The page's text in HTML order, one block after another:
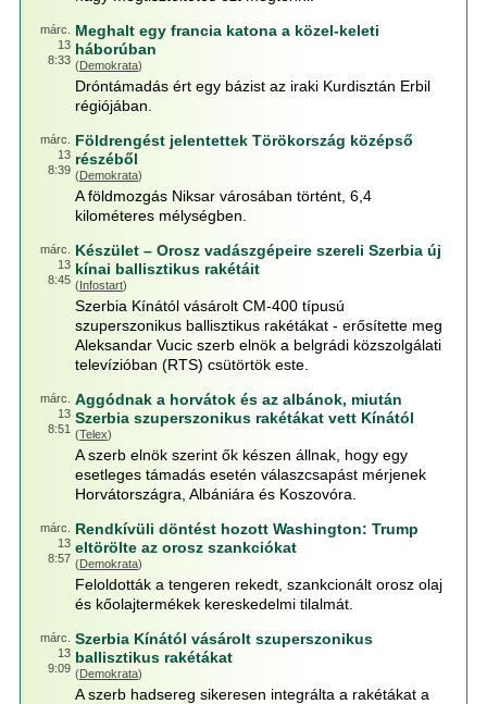
márc.
13
8:33
Meghalt egy francia katona a közel-keleti
háborúban
(Demokrata)
Dróntámadás ért egy bázist az iraki Kurdisztán Erbil
régiójában.
márc.
13
8:39
Földrengést jelentettek Törökország középső
részéből
(Demokrata)
A földmozgás Niksar városában történt, 6,4
kilométeres mélységben.
márc.
13
8:45
Készület – Orosz vadászgépeire szereli Szerbia új
kínai ballisztikus rakétáit
(Infostart)
Szerbia Kínától vásárolt CM-400 típusú
szuperszonikus ballisztikus rakétákat - erősítette meg
Aleksandar Vucic szerb elnök a belgrádi közszolgálati
televízióban (RTS) csütörtök este.
márc.
13
8:51
Aggódnak a horvátok és az albánok, miután
Szerbia szuperszonikus rakétákat vett Kínától
(Telex)
A szerb elnök szerint ők készen állnak, hogy egy
esetleges támadás esetén válaszcsapást mérjenek
Horvátországra, Albániára és Koszovóra.
márc.
13
8:57
Rendkívüli döntést hozott Washington: Trump
eltörölte az orosz szankciókat
(Demokrata)
Feloldották a tengeren rekedt, szankcionált orosz olaj
és kőolajtermékek kereskedelmi tilalmát.
márc.
13
9:09
Szerbia Kínától vásárolt szuperszonikus
ballisztikus rakétákat
(Demokrata)
A szerb hadsereg sikeresen integrálta a rakétákat a